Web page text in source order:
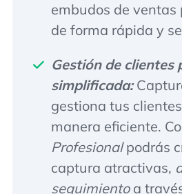
embudos de ventas
de forma rápida y
Gestión de clientes
simplificada:
gestiona tus
manera eficiente.
Profesionalpodrás
captura atractivas,
seguimientoa